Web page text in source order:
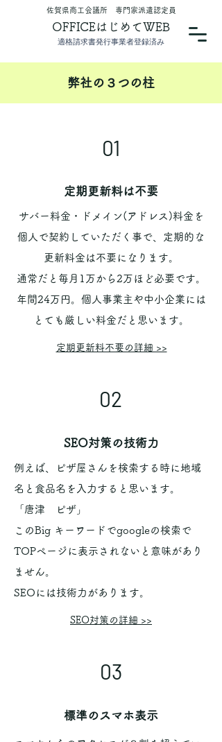
OFFICEはじめてWEB
​佐賀県商工会議所 専門家派遣認定員
適格請求書発行事業者登録済み
​弊社の３つの柱
01
​定期更新料は不要
サバー料金・ドメイン(アドレス)料金を
個人で契約していただく事で、定期的な
更新料金は不要になります。
​通常だと毎月1万から2万ほど必要です。
年間24万円。個人事業主や中小企業には
とても厳しい料金だと思います。
​定期更新料不要の詳細 >>​
02
​SEO対策の技術力
例えば、ピザ屋さんを検索する時に地域
名と食品名を入力すると思います。
「唐津 ピザ」
このBig キーワードでgoogleの検索で
TOPページに表示されないと意味があり
ません。
SEOには技術力があります。
​SEO対策の詳細 >>​
03
​標準のスマホ表示